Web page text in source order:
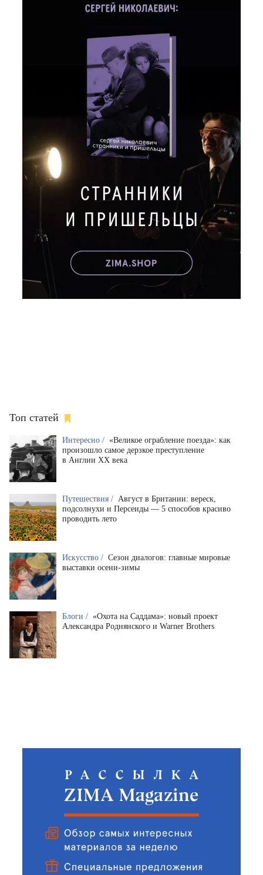
Топ статей
Интересно / «Великое ограбление поезда»: как
произошло самое дерзкое преступление
в Англии XX века
Путешествия / Август в Британии: вереск,
подсолнухи и Персеиды — 5 способов красиво
проводить лето
Искусство / Сезон диалогов: главные мировые
выставки осени-зимы
Блоги / «Охота на Саддама»: новый проект
Александра Роднянского и Warner Brothers